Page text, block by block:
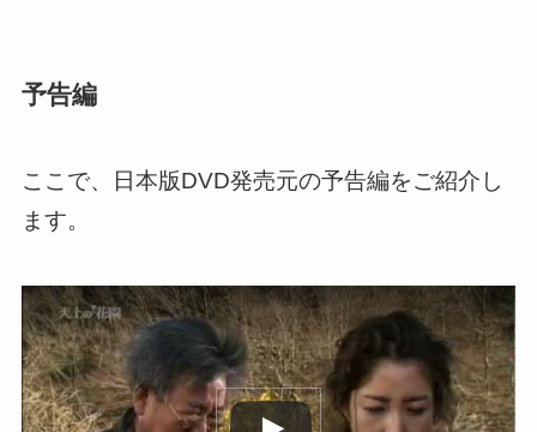
予告編
ここで、日本版DVD発売元の予告編をご紹介し
ます。
この動画を YouTube で視聴